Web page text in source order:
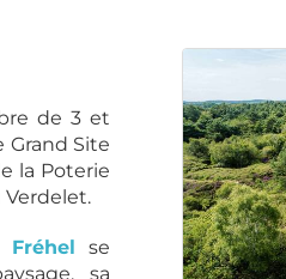
de 3 et
Grand Site
la Poterie
se
sa